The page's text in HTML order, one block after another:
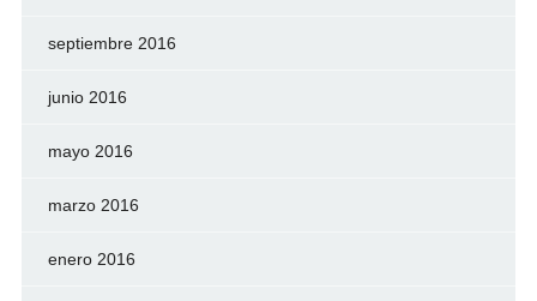
septiembre 2016
junio 2016
mayo 2016
marzo 2016
enero 2016